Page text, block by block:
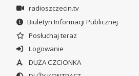
radioszczecin.tv
Biuletyn Informacji Publicznej
Posłuchaj teraz
Logowanie
DUŻA CZCIONKA